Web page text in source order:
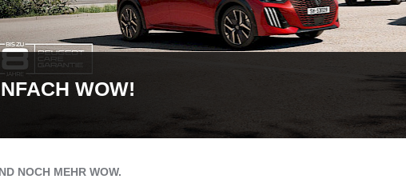
WOW!
NOCH MEHR WOW.